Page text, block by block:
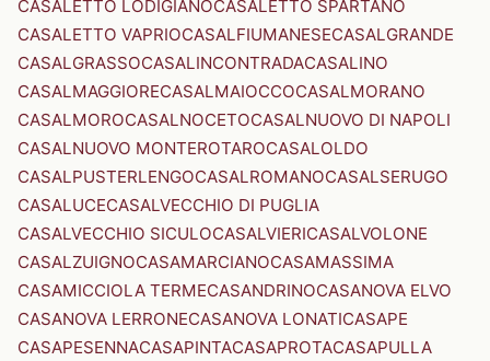
CASALETTO LODIGIANOCASALETTO SPARTANO
CASALETTO VAPRIOCASALFIUMANESECASALGRANDE
CASALGRASSOCASALINCONTRADACASALINO
CASALMAGGIORECASALMAIOCCOCASALMORANO
CASALMOROCASALNOCETOCASALNUOVO DI NAPOLI
CASALNUOVO MONTEROTAROCASALOLDO
CASALPUSTERLENGOCASALROMANOCASALSERUGO
CASALUCECASALVECCHIO DI PUGLIA
CASALVECCHIO SICULOCASALVIERICASALVOLONE
CASALZUIGNOCASAMARCIANOCASAMASSIMA
CASAMICCIOLA TERMECASANDRINOCASANOVA ELVO
CASANOVA LERRONECASANOVA LONATICASAPE
CASAPESENNACASAPINTACASAPROTACASAPULLA